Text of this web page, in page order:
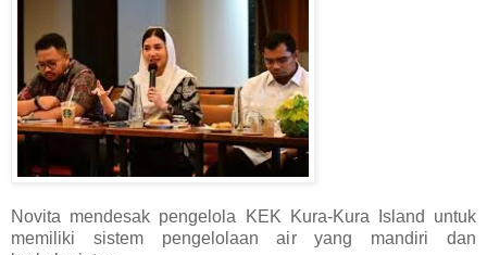
Novita mendesak pengelola KEK Kura-Kura Island untuk
memiliki sistem pengelolaan air yang mandiri dan